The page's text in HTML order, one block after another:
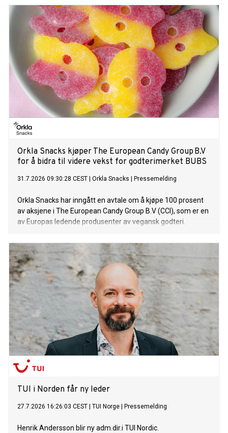
Orkla Snacks kjøper The European Candy Group B.V
for å bidra til videre vekst for godterimerket BUBS
31.7.2026 09:30:28 CEST Orkla Snacks Pressemelding
Orkla Snacks har inngått en avtale om å kjøpe 100 prosent
av aksjene i The European Candy Group B.V (CCI), som er en
av Europas ledende produsenter av vegansk godteri.
TUI i Norden får ny leder
27.7.2026 16:26:03 CEST TUI Norge Pressemelding
Henrik Andersson blir ny adm.dir.i TUI Nordic.